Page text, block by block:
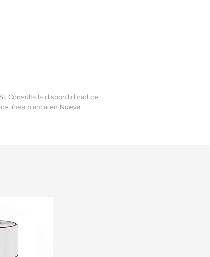
Consulta la disponibilidad de
línea blanca en Nueva